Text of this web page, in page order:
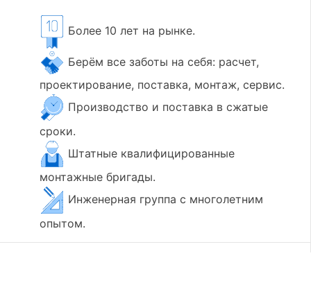
Более 10 лет на рынке.
Берём все заботы на себя: расчет,
проектирование, поставка, монтаж, сервис.
Производство и поставка в сжатые
сроки.
Штатные квалифицированные
монтажные бригады.
Инженерная группа с многолетним
опытом.